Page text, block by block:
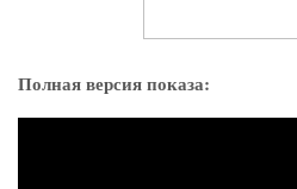
Полная версия показа: